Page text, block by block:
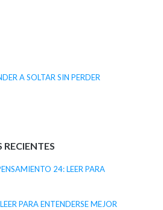
A SOLTAR SIN PERDER
24: LEER PARA
PARA ENTENDERSE MEJOR